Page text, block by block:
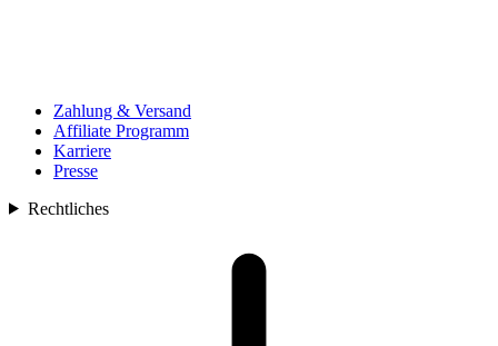
Zahlung & Versand
Affiliate Programm
Karriere
Presse
Rechtliches